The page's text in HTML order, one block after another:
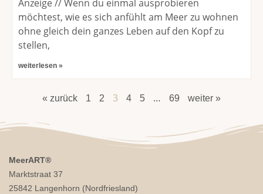
Anzeige // Wenn du einmal ausprobieren
möchtest, wie es sich anfühlt am Meer zu wohnen
ohne gleich dein ganzes Leben auf den Kopf zu
stellen,
weiterlesen »
« zurück 1 2 3 4 5 … 69 weiter »
MeerART®
Marktstraat 37
25842 Langenhorn (Nordfriesland)